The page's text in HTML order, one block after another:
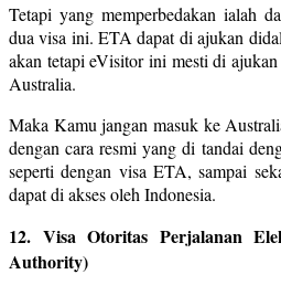
Tetapi yang memperbedakan ialah
dua visa ini. ETA dapat di ajukan
akan tetapi eVisitor ini mesti di
Australia.
Maka Kamu jangan masuk ke
dengan cara resmi yang di tandai
seperti dengan visa ETA, sampai
dapat di akses oleh Indonesia.
12. Visa Otoritas Perjalanan
Authority)